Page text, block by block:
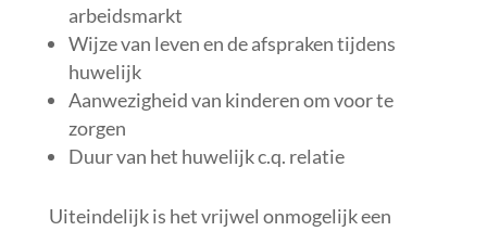
arbeidsmarkt
Wijze van leven en de afspraken tijdens
huwelijk
Aanwezigheid van kinderen om voor te
zorgen
Duur van het huwelijk c.q. relatie
Uiteindelijk is het vrijwel onmogelijk een